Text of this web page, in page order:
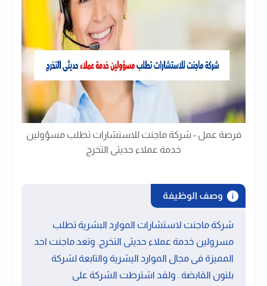
فرصة عمل - شركة ماجنت للاستشارات تطلب مسؤولين
خدمة عملاء حديثى التخرج
وصف الوظيفة
شركة ماجنت لاستشارات الموارد البشرية تطلب
مسرولين خدمة عملاء حديثى التخرج. وتعد ماجنت احد
المميزة فى مجال الموارد اليشرية والتابعة لشركة
بلتون القابضة . ولقد اشترطت الشركة على